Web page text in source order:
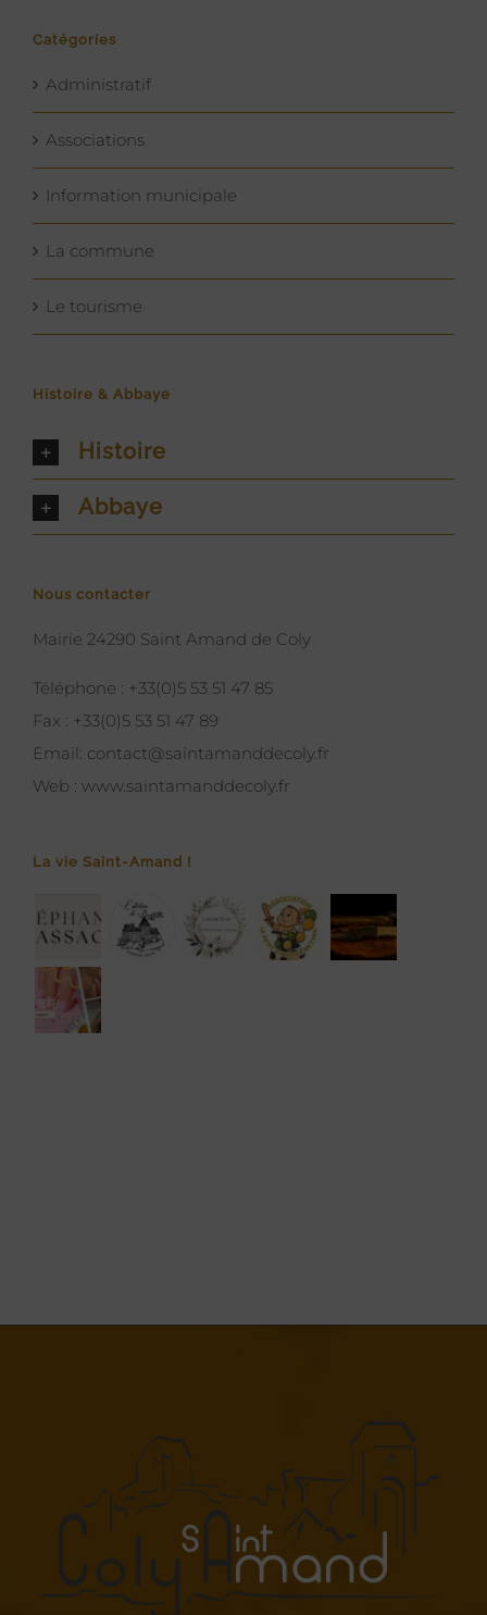
Catégories
Administratif
Associations
Information municipale
La commune
Le tourisme
Histoire & Abbaye
Histoire
Abbaye
Nous contacter
Mairie 24290 Saint Amand de Coly
Téléphone : +33(0)5 53 51 47 85
Fax : +33(0)5 53 51 47 89
Email: contact@saintamanddecoly.fr
Web : www.saintamanddecoly.fr
La vie Saint-Amand !